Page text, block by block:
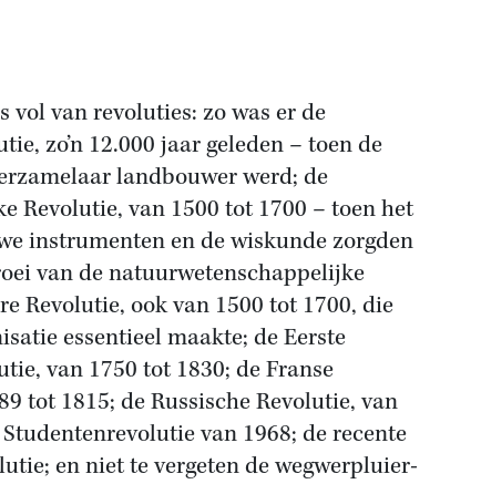
vol van revoluties: zo was er de
zo’n 12.000 jaar geleden – toen de
landbouwer werd; de
Revolutie, van 1500 tot 1700 – toen het
instrumenten en de wiskunde zorgden
van de natuurwetenschappelijke
Revolutie, ook van 1500 tot 1700, die
essentieel maakte; de Eerste
van 1750 tot 1830; de Franse
tot 1815; de Russische Revolutie, van
van 1968; de recente
en niet te vergeten de wegwerpluier-